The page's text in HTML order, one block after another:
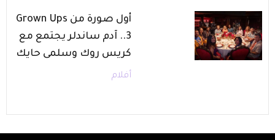
أول صورة من Grown Ups
3.. آدم ساندلر يجتمع مع
كريس روك وسلمى حايك
أفلام